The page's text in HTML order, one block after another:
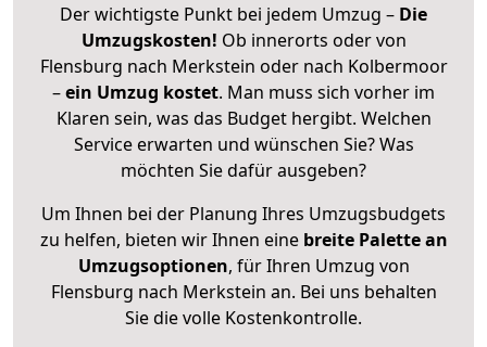
Der wichtigste Punkt bei jedem Umzug – Die
Umzugskosten! Ob innerorts oder von
Flensburg nach Merkstein oder nach Kolbermoor
–ein Umzug kostet. Man muss sich vorher im
Klaren sein, was das Budget hergibt. Welchen
Service erwarten und wünschen Sie? Was
möchten Sie dafür ausgeben?
Um Ihnen bei der Planung Ihres Umzugsbudgets
zu helfen, bieten wir Ihnen eine breite Palette an
Umzugsoptionen, für Ihren Umzug von
Flensburg nach Merkstein an. Bei uns behalten
Sie die volle Kostenkontrolle.